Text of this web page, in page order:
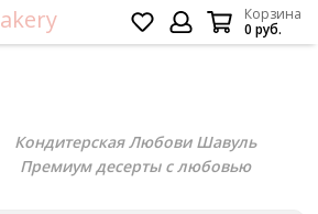
Кондитерская Любови Шавуль
Премиум десерты с любовью
Корзина
0 руб.